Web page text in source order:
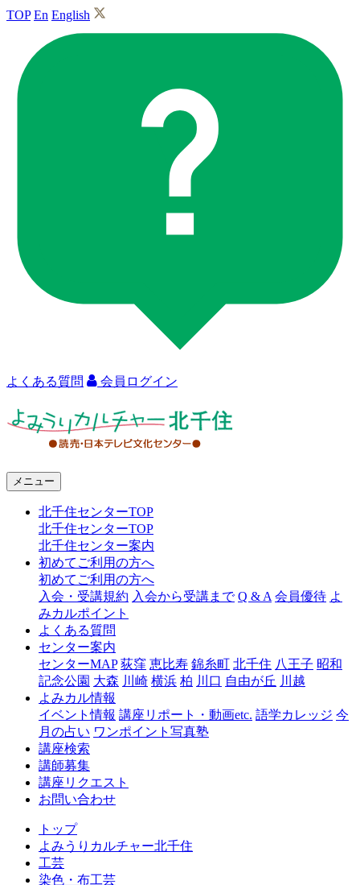
TOP En English
よくある質問 会員ログイン
ャ
千
メニュー
北千住センターTOP
北千住センターTOP
北千住センター案内
初めてご利用の方へ
初めてご利用の方へ
入会・受講規約 入会から受講まで Q & A 会員優待 よ
みカルポイント
よくある質問
センター案内
センターMAP 荻窪 恵比寿 錦糸町 北千住 八王子 昭和
記念公園 大森 川崎 横浜 柏 川口 自由が丘 川越
よみカル情報
イベント情報 講座リポート・動画etc. 語学カレッジ 今
月の占い ワンポイント写真塾
講座検索
講師募集
講座リクエスト
お問い合わせ
トップ
よみうりカルチャー北千住
工芸
染色・布工芸